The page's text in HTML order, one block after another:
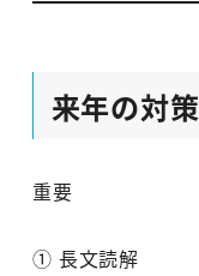
来年の対策
重要
① 長文読解